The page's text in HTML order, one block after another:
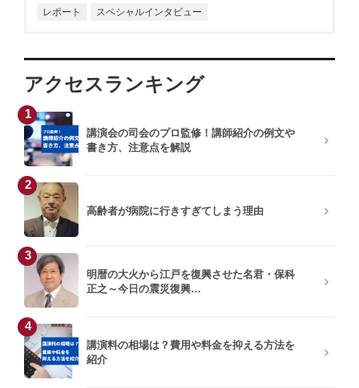
レポート スペシャルインタビュー
アクセスランキング
1
講演会の司会のプロ監修！講師紹介の例文や
書き方、注意点を解説
2
高齢者が病院に行きすぎてしまう理由
3
明暦の大火から江戸を復興させた名君・保科
正之～今日の震災復興…
4
講演料の相場は？費用や料金を抑える方法を
紹介